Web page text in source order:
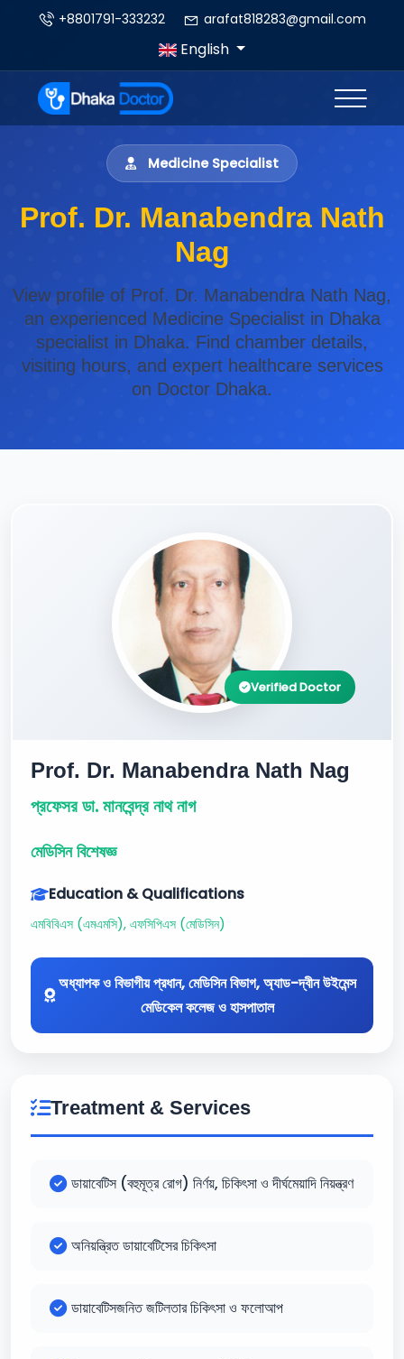
+8801791-333232 arafat818283@gmail.com
English
Medicine Specialist
Prof. Dr. Manabendra Nath
Nag
View profile of Prof. Dr. Manabendra Nath Nag,
an experienced Medicine Specialist in Dhaka
specialist in Dhaka. Find chamber details,
visiting hours, and expert healthcare services
on Doctor Dhaka.
Verified Doctor
Prof. Dr. Manabendra Nath Nag
প্রফেসর ডা. মানবেন্দ্র নাথ নাগ
মেডিসিন বিশেষজ্ঞ
Education & Qualifications
এমবিবিএস (এমএমসি), এফসিপিএস (মেডিসিন)
অধ্যাপক ও বিভাগীয় প্রধান, মেডিসিন বিভাগ, অ্যাড-দ্বীন উইমেন্স
মেডিকেল কলেজ ও হাসপাতাল
Treatment & Services
ডায়াবেটিস (বহুমূত্র রোগ) নির্ণয়, চিকিৎসা ও দীর্ঘমেয়াদি নিয়ন্ত্রণ
অনিয়ন্ত্রিত ডায়াবেটিসের চিকিৎসা
ডায়াবেটিসজনিত জটিলতার চিকিৎসা ও ফলোআপ